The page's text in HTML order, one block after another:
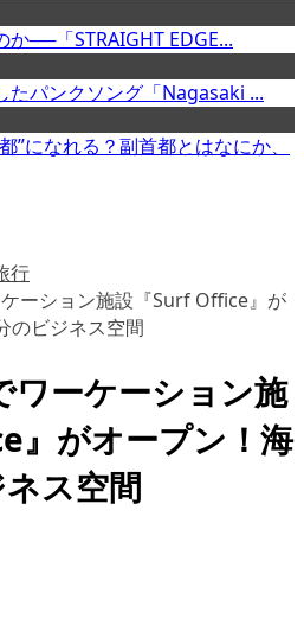
か──「STRAIGHT EDGE...
たパンクソング「Nagasaki ...
”になれる？副首都とはなにか、
行
ーション施設『Surf Office』が
のビジネス空間
ワーケーション施
』がオープン！海
ス空間